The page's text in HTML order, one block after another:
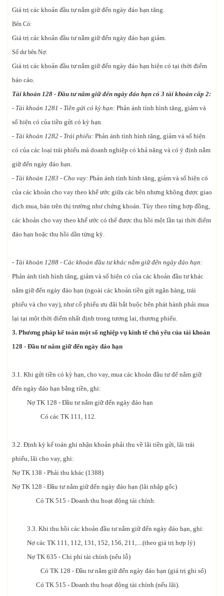
Giá trị các khoản đầu tư nắm giữ đến ngày đáo hạn tăng.
Bên Có:
Giá trị các khoản đầu tư nắm giữ đến ngày đáo hạn giảm.
Số dư bên Nợ:
Giá trị các khoản đầu tư nắm giữ đến ngày đáo hạn hiện có tại thời điểm
báo cáo.
Tài khoản 128 - Đầu tưnắm giữ đến ngày đáo hạn có 3 tài khoản cấp 2:
- Tài khoản 1281 - Tiền gửi có kỳ hạn: Phản ánh tình hình tăng, giảm và
số hiện có của tiền gửi có kỳ hạn.
- Tài khoản 1282 - Trái phiếu: Phản ánh tình hình tăng, giảm và số hiện
có của các loại trái phiếu mà doanh nghiệp có khả năng và có ý định nắm
giữ đến ngày đáo hạn.
- Tài khoản 1283 - Cho vay: Phản ánh tình hình tăng, giảm và số hiện có
của các khoản cho vay theo khế ước giữa các bên nhưng không được giao
dịch mua, bán trên thị trường như chứng khoán. Tùy theo từng hợp đồng,
các khoản cho vay theo khế ước có thể được thu hồi một lần tại thời điểm
đáo hạn hoặc thu hồi dần từng kỳ.
- Tài khoản 1288 - Các khoản đầu tư khác nắm giữ đến ngày đáo hạn:
Phản ánh tình hình tăng, giảm và số hiện có của các khoản đầu tư khác
nắm giữ đến ngày đáo hạn (ngoài các khoản tiền gửi ngân hàng, trái
phiếu và cho vay), như cổ phiếu ưu đãi bắt buộc bên phát hành phải mua
lại tại một thời điểm nhất định trong tương lai, thương phiếu.
3. Phương pháp kế toán một số nghiệp vụ kinh tế chủ yếu của tài khoản
128 - Đầu tư nắm giữ đến ngày đáo hạn
3.1. Khi gửi tiền có kỳ hạn, cho vay, mua các khoản đầu tư để nắm giữ
đến ngày đáo hạn bằng tiền, ghi:
Nợ TK 128 - Đầu tư nắm giữ đến ngày đáo hạn
Có các TK 111, 112.
3.2. Định kỳ kế toán ghi nhận khoản phải thu về lãi tiền gửi, lãi trái
phiếu, lãi cho vay, ghi:
Nợ TK 138 - Phải thu khác (1388)
Nợ TK 128 - Đầu tư nắm giữ đến ngày đáo hạn (lãi nhập gốc)
Có TK 515 - Doanh thu hoạt động tài chính.
3.3. Khi thu hồi các khoản đầu tư nắm giữ đến ngày đáo hạn, ghi:
Nợ các TK 111, 112, 131, 152, 156, 211,....(theo giá trị hợp lý)
Nợ TK 635 - Chi phí tài chính (nếu lỗ)
Có TK 128 - Đầu tư nắm giữ đến ngày đáo hạn (giá trị ghi sổ)
Có TK 515 - Doanh thu hoạt động tài chính (nếu lãi).